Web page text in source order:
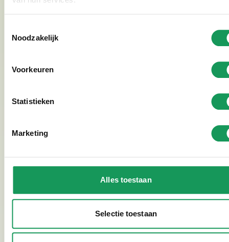
Noodzakelijk
Voorkeuren
Statistieken
Marketing
Alles toestaan
Selectie toestaan
Geschäftliche Tarife